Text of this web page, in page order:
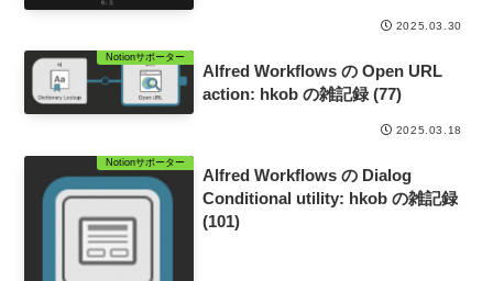
2025.03.30
Notionサポーター
Alfred Workflows の Open URL
action: hkob の雑記録 (77)
2025.03.18
Notionサポーター
Alfred Workflows の Dialog
Conditional utility: hkob の雑記録
(101)